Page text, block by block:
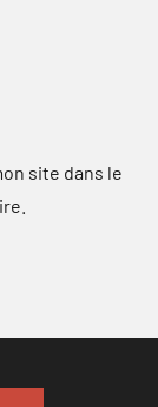
site dans le